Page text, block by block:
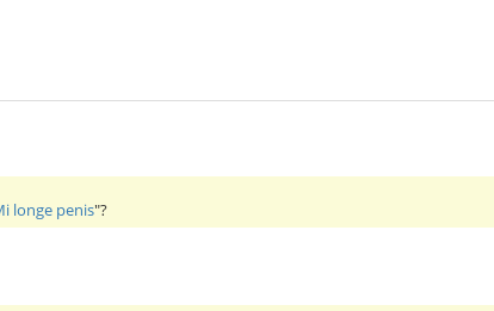
longe penis"?